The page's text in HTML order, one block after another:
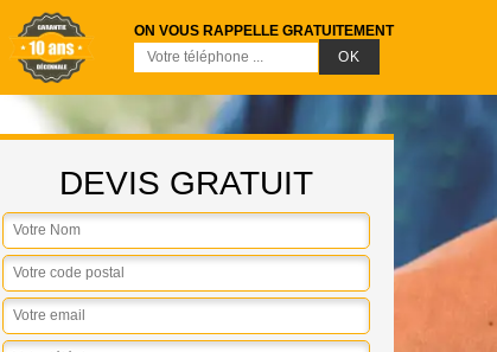
ON VOUS RAPPELLE GRATUITEMENT
DEVIS GRATUIT